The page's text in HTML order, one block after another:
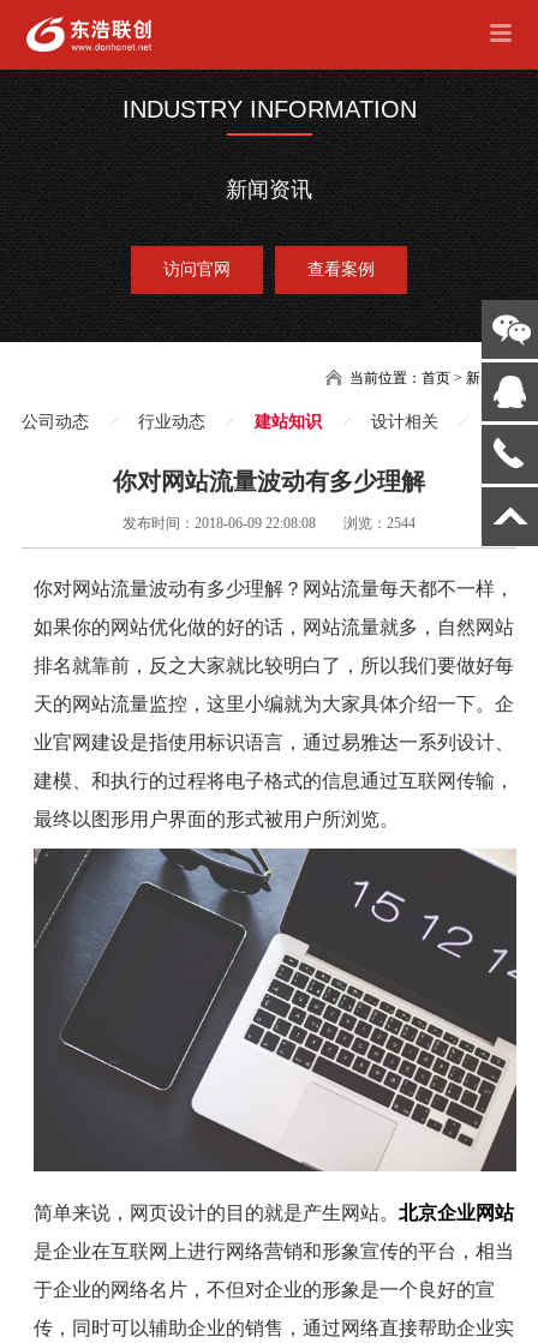
INDUSTRY INFORMATION
新闻资讯
访问官网 查看案例
当前位置：首页 >新闻
公司动态 行业动态 建站知识 设计相关
你对网站流量波动有多少理解
发布时间：2018-06-09 22:08:08 浏览：2544
你对网站流量波动有多少理解？网站流量每天都不一样，
如果你的网站优化做的好的话，网站流量就多，自然网站
排名就靠前，反之大家就比较明白了，所以我们要做好每
天的网站流量监控，这里小编就为大家具体介绍一下。企
业官网建设是指使用标识语言，通过易雅达一系列设计、
建模、和执行的过程将电子格式的信息通过互联网传输，
最终以图形用户界面的形式被用户所浏览。
简单来说，网页设计的目的就是产生网站。 北京企业网站
是企业在互联网上进行网络营销和形象宣传的平台，相当
于企业的网络名片，不但对企业的形象是一个良好的宣
传，同时可以辅助企业的销售，通过网络直接帮助企业实